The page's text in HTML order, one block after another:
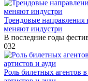
Трендовые направления
меняют индустри
В последние годы
032
Роль билетных агентов